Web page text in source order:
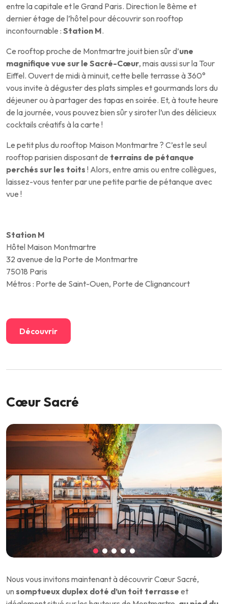
entre la capitale et le Grand Paris. Direction le 8ème et
dernier étage de l’hôtel pour découvrir son rooftop
incontournable : Station M.
Ce rooftop proche de Montmartre jouit bien sûr d’une
magnifique vue sur le Sacré-Cœur, mais aussi sur la Tour
Eiffel. Ouvert de midi à minuit, cette belle terrasse à 360°
vous invite à déguster des plats simples et gourmands lors du
déjeuner ou à partager des tapas en soirée. Et, à toute heure
de la journée, vous pouvez bien sûr y siroter l’un des délicieux
cocktails créatifs à la carte !
Le petit plus du rooftop Maison Montmartre ? C’est le seul
rooftop parisien disposant de terrains de pétanque
perchés sur les toits ! Alors, entre amis ou entre collègues,
laissez-vous tenter par une petite partie de pétanque avec
vue !
Station M
Hôtel Maison Montmartre
32 avenue de la Porte de Montmartre
75018 Paris
Métros : Porte de Saint-Ouen, Porte de Clignancourt
Découvrir
Cœur Sacré
Nous vous invitons maintenant à découvrir Cœur Sacré,
un somptueux duplex doté d’un toit terrasse et